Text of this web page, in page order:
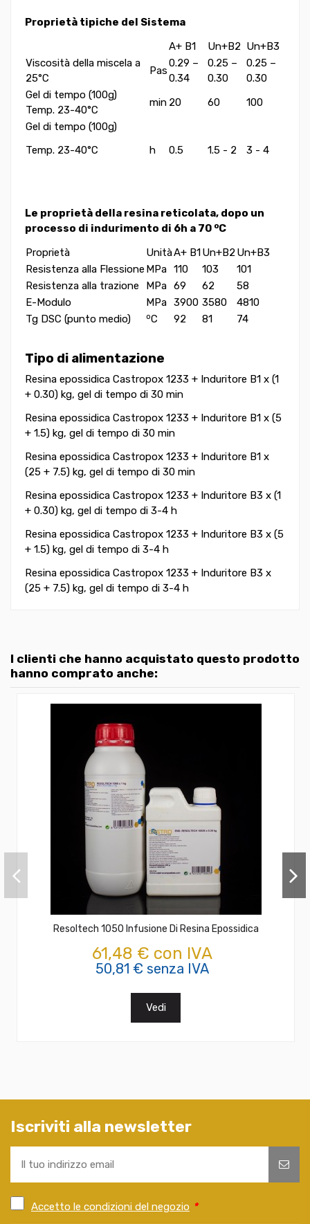
Proprietà tipiche del Sistema
A+ B1
Un+B2 Un+B3
Viscosità della miscela a
25°C
Pas
0.29 –
0.34
0.25 –
0.30
0.25 –
0.30
Gel di tempo (100g)
Temp. 23-40°C
min 20 60
100
Gel di tempo (100g)
Temp. 23-40°C
h 0.5 1.5 - 2 3 - 4
Le proprietà della resina reticolata, dopo un
processo di indurimento di 6h a 70 oC
Proprietà
UnitàA+ B1Un+B2 Un+B3
Resistenza alla Flessione MPa 110 103
101
Resistenza alla trazione
MPa 69 62
58
E-Modulo
MPa 3900 3580
4810
Tg DSC (punto medio)
oC 92 81 74
Tipo di alimentazione
Resina epossidica Castropox 1233 + Induritore B1 x (1
+ 0.30) kg, gel di tempo di 30 min
Resina epossidica Castropox 1233 + Induritore B1 x (5
+ 1.5) kg, gel di tempo di 30 min
Resina epossidica Castropox 1233 + Induritore B1 x
(25 + 7.5) kg, gel di tempo di 30 min
Resina epossidica Castropox 1233 + Induritore B3 x (1
+ 0.30) kg, gel di tempo di 3-4 h
Resina epossidica Castropox 1233 + Induritore B3 x (5
+ 1.5) kg, gel di tempo di 3-4 h
Resina epossidica Castropox 1233 + Induritore B3 x
(25 + 7.5) kg, gel di tempo di 3-4 h
I clienti che hanno acquistato questo prodotto
hanno comprato anche:
Resoltech 1050 Infusione Di Resina Epossidica
61,48 € con IVA
50,81 € senza IVA
Vedi
Iscriviti alla newsletter
Accetto le condizioni del negozio *